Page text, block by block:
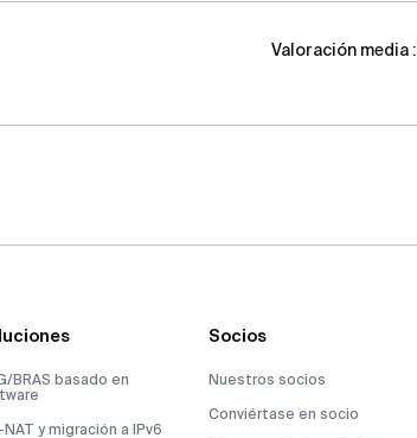
Valoración media :
BRAS basado en
NAT y migración a IPv6
Socios
Nuestros socios
Conviértase en socio